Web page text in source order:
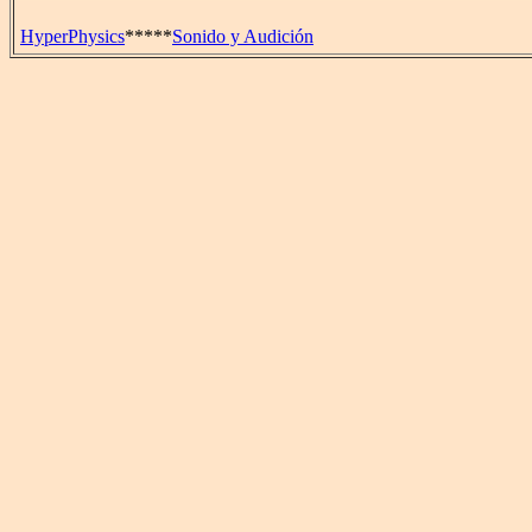
HyperPhysics*****Sonido y Audición